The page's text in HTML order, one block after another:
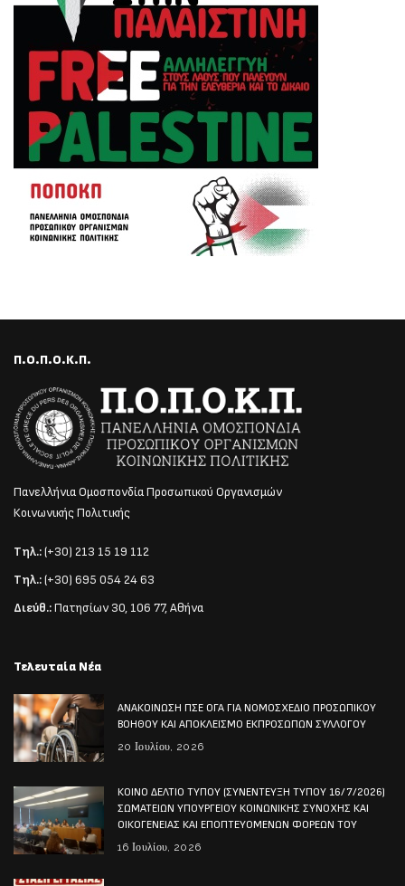
Π.Ο.Π.Ο.Κ.Π.
Πανελλήνια Ομοσπονδία Προσωπικού Οργανισμών
Κοινωνικής Πολιτικής
Τηλ.:(+30) 213 15 19 112
Τηλ.:(+30) 695 054 24 63
Διεύθ.:Πατησίων 30, 106 77, Αθήνα
Τελευταία Νέα
ΑΝΑΚΟΙΝΩΣΗ ΠΣΕ ΟΓΑ ΓΙΑ ΝΟΜΟΣΧΕΔΙΟ ΠΡΟΣΩΠΙΚΟΥ
ΒΟΗΘΟΥ ΚΑΙ ΑΠΟΚΛΕΙΣΜΟ ΕΚΠΡΟΣΩΠΩΝ ΣΥΛΛΟΓΟΥ
20 Ιουλίου, 2026
ΚΟΙΝΟ ΔΕΛΤΙΟ ΤΥΠΟΥ (ΣΥΝΕΝΤΕΥΞΗ ΤΥΠΟΥ 16/7/2026)
ΣΩΜΑΤΕΙΩΝ ΥΠΟΥΡΓΕΙΟΥ ΚΟΙΝΩΝΙΚΗΣ ΣΥΝΟΧΗΣ ΚΑΙ
ΟΙΚΟΓΕΝΕΙΑΣ ΚΑΙ ΕΠΟΠΤΕΥΟΜΕΝΩΝ ΦΟΡΕΩΝ ΤΟΥ
16 Ιουλίου, 2026